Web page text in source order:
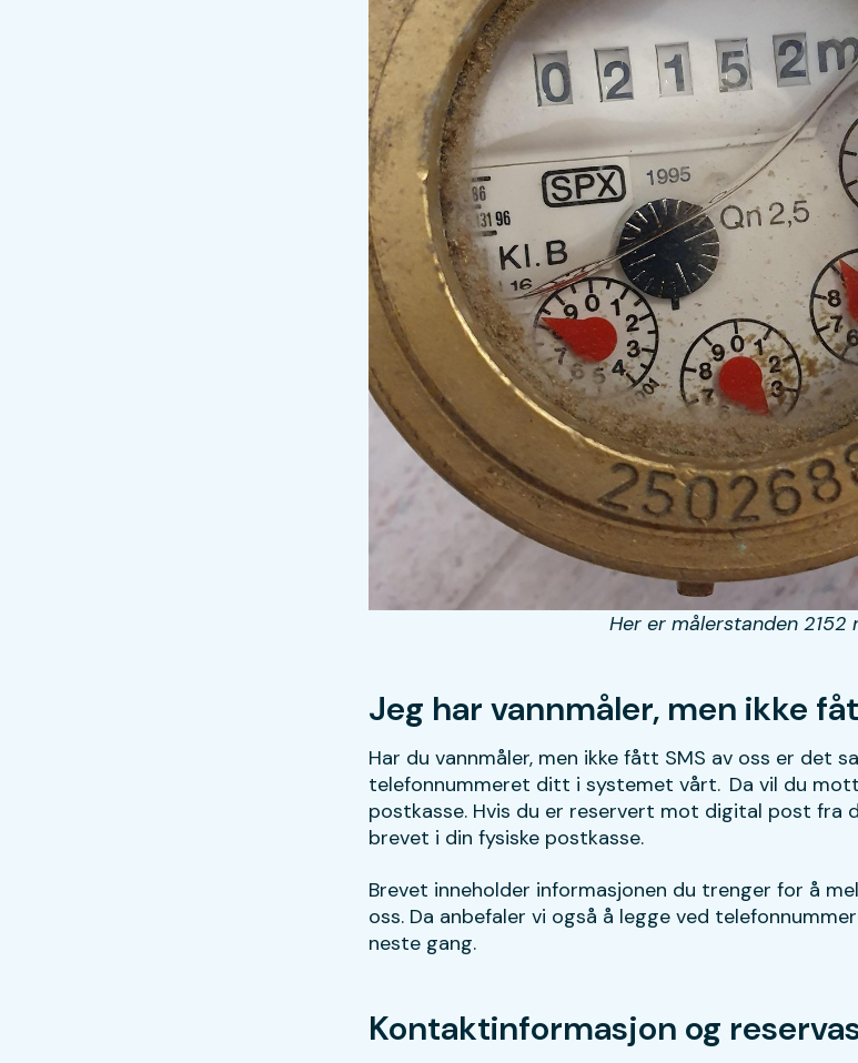
Her er målerstanden 2152
Jeg har vannmåler, men ikke
Har du vannmåler, men ikke fått SMS av oss er det
telefonnummeret ditt i systemet vårt. Da vil du
postkasse. Hvis du er reservert mot digital post fra
brevet i din fysiske postkasse.
Brevet inneholder informasjonen du trenger for å
oss. Da anbefaler vi også å legge ved
neste gang.
Kontaktinformasjon og